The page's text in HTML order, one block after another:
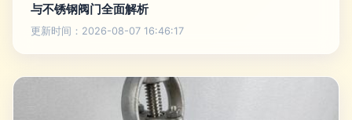
与不锈钢阀门全面解析
更新时间：2026-08-07 16:46:17